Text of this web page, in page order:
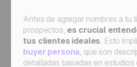
Antes de agregar nombres a tu
prospectos, es crucial
tus clientes ideales. Esto
buyer persona, que son
detalladas basadas en